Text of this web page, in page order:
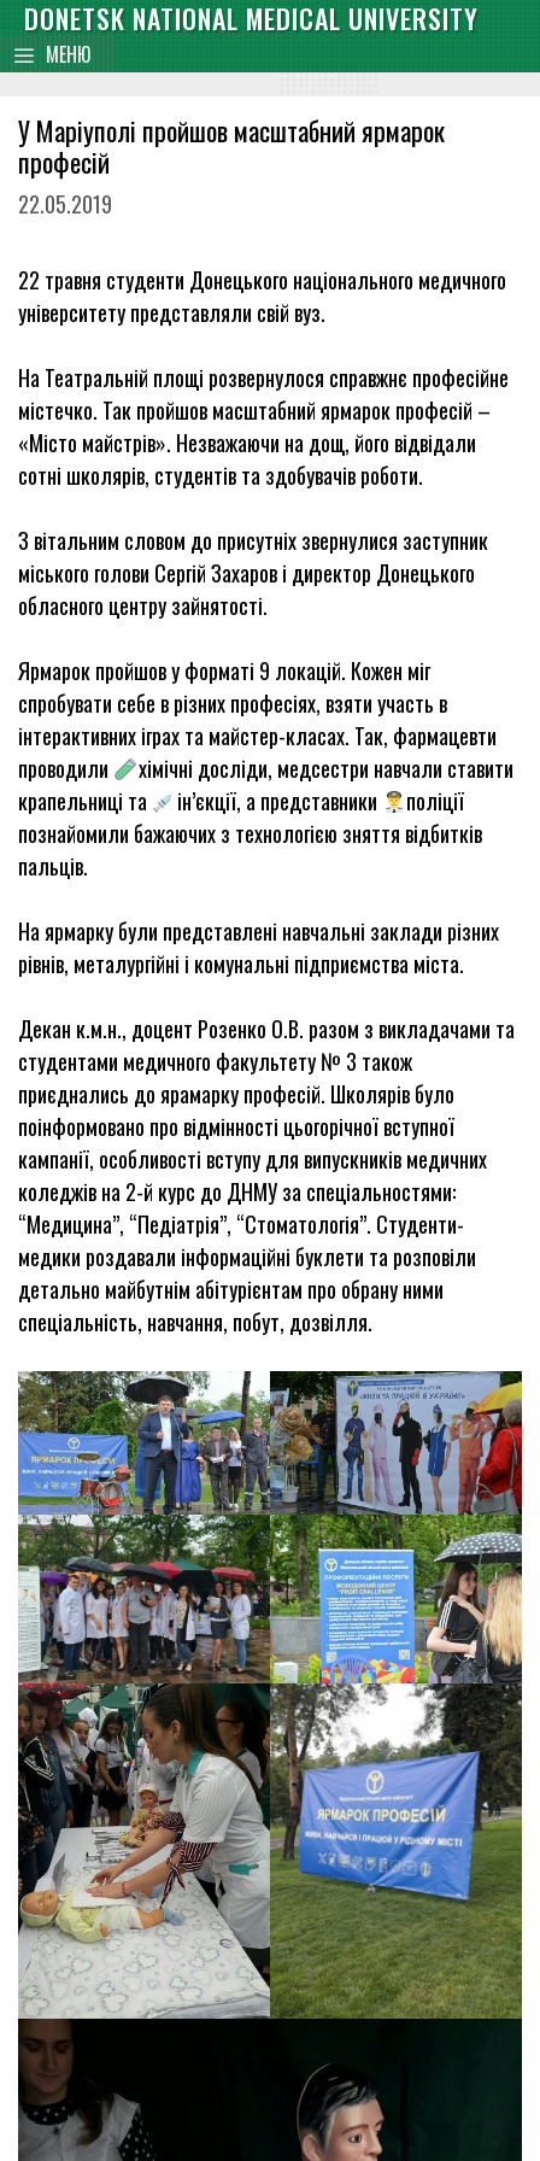
content
Skip
to
content
DONETSK NATIONAL MEDICAL UNIVERSITY
МЕНЮ
У Маріуполі пройшов масштабний ярмарок
професій
22.05.2019
22 травня студенти Донецького національного медичного
університету представляли свій вуз.
На Театральній площі розвернулося справжнє професійне
містечко. Так пройшов масштабний ярмарок професій –
«Місто майстрів». Незважаючи на дощ, його відвідали
сотні школярів, студентів та здобувачів роботи.
З вітальним словом до присутніх звернулися заступник
міського голови Сергій Захаров і директор Донецького
обласного центру зайнятості.
Ярмарок пройшов у форматі 9 локацій. Кожен міг
спробувати себе в різних професіях, взяти участь в
інтерактивних іграх та майстер-класах. Так, фармацевти
проводили
хімічні досліди, медсестри навчали ставити
крапельниці та
ін’єкції, а представники
поліції
познайомили бажаючих з технологією зняття відбитків
пальців.
На ярмарку були представлені навчальні заклади різних
рівнів, металургійні і комунальні підприємства міста.
Декан к.м.н., доцент Розенко О.В. разом з викладачами та
студентами медичного факультету № 3 також
приєднались до ярамарку професій. Школярів було
поінформовано про відмінності цьогорічної вступної
кампанії, особливості вступу для випускників медичних
коледжів на 2-й курс до ДНМУ за спеціальностями:
“Медицина”, “Педіатрія”, “Стоматологія”. Студенти-
медики роздавали інформаційні буклети та розповіли
детально майбутнім абітурієнтам про обрану ними
спеціальність, навчання, побут, дозвілля.